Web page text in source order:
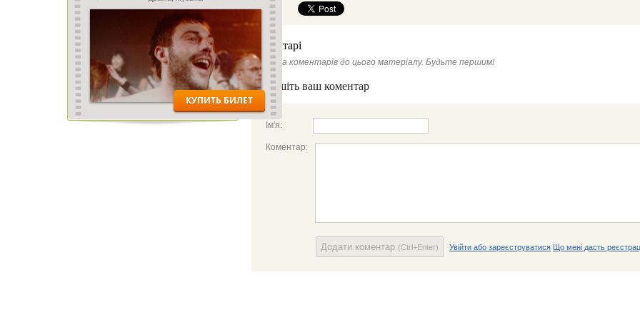
Коментарі
Ще нема коментарів до цього матеріалу. Будьте першим!
Напишіть ваш коментар
Ім'я:
Коментар:
Додати коментар (Ctrl+Enter) Увійти або зареєструватися Що мені дасть